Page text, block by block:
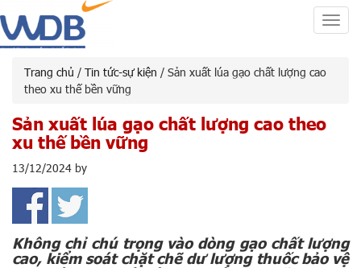
Trang chủ / Tin tức-sự kiện / Sản xuất lúa gạo chất lượng cao
theo xu thế bền vững
Sản xuất lúa gạo chất lượng cao theo
xu thế bền vững
13/12/2024 by
Không chỉ chú trọng vào dòng gạo chất lượng
cao, kiểm soát chặt chẽ dư lượng thuốc bảo vệ